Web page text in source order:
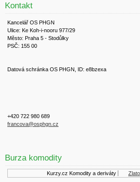
Kontakt
Kancelář OS PHGN
Ulice: Ke Koh-i-nooru 977/29
Město: Praha 5 - Stodůlky
PSČ: 155 00
Datová schránka OS PHGN, ID: e8bzexa
+420 722 980 689
francova@osphgn.cz
Burza komodity
Kurzy.cz Komodity a deriváty Zlato